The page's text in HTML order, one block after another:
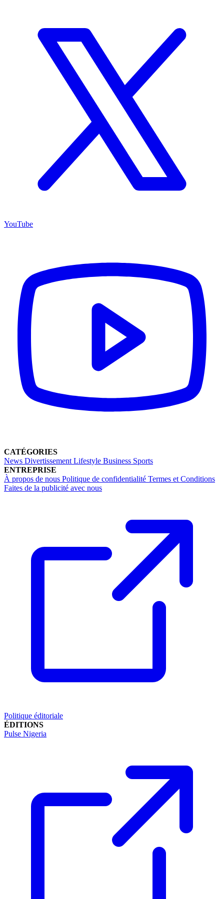
YouTube
CATÉGORIES
News Divertissement Lifestyle Business Sports
ENTREPRISE
À propos de nous Politique de confidentialité Termes et Conditions
Faites de la publicité avec nous
Politique éditoriale
ÉDITIONS
Pulse Nigeria